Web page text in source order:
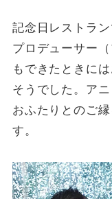
記念日レストラ
プロデューサー
もできたときに
そうでした。ア
おふたりとのご
す。